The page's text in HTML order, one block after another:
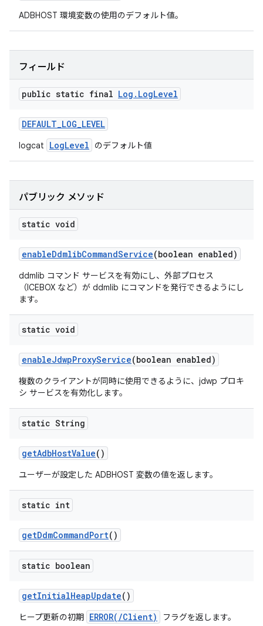
ADBHOST 環境変数の使用のデフォルト値。
フィールド
public static final Log . LogLevel
DEFAULT_LOG_LEVEL
logcat LogLevel のデフォルト値
パブリック メソッド
static void
enableDdmlibCommandService(boolean enabled)
ddmlib コマンド サービスを有効にし、外部プロセス
（ICEBOX など）が ddmlib にコマンドを発行できるようにし
ます。
static void
enableJdwpProxyService(boolean enabled)
複数のクライアントが同時に使用できるように、jdwp プロキ
シ サービスを有効化します。
static String
getAdbHostValue()
ユーザーが設定した ADBHOST 変数の値を返します。
static int
getDdmCommandPort()
static boolean
getInitialHeapUpdate()
ヒープ更新の初期 ERROR(/Client) フラグを返します。